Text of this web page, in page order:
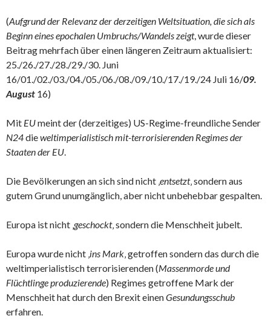
(Aufgrund der Relevanz der derzeitigen Weltsituation, die sich als
Beginn eines epochalen Umbruchs/Wandels zeigt, wurde dieser
Beitrag mehrfach über einen längeren Zeitraum aktualisiert:
25./26./27./28./29./30. Juni
16/01./02./03./04./05./06./08./09./10./17./19./24 Juli 16/09.
August 16)
Mit EUmeint der (derzeitiges) US-Regime-freundliche Sender
N24dieweltimperialistisch mit-terrorisierenden Regimes der
Staaten der EU.
Die Bevölkerungen an sich sind nicht ‚entsetzt‚ sondern aus
gutem Grund unumgänglich, aber nicht unbehebbar gespalten.
Europa ist nicht ‚geschockt‚ sondern die Menschheit jubelt.
Europa wurde nicht ‚ins Mark‚ getroffen sondern das durch die
weltimperialistisch terrorisierenden (Massenmorde und
Flüchtlinge produzierende) Regimes getroffene Mark der
Menschheit hat durch den Brexit einenGesundungsschub
erfahren.